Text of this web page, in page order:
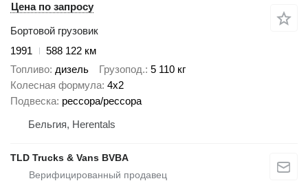
Цена по запросу
Бортовой грузовик
1991
588 122 км
Топливо дизель Грузопод. 5 110 кг
Колесная формула 4x2
Подвеска рессора/рессора
Бельгия, Herentals
TLD Trucks & Vans BVBA